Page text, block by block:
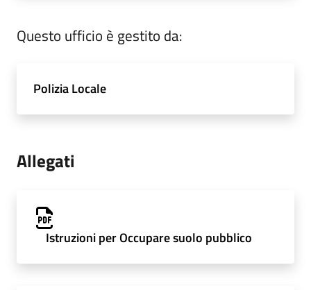
Questo ufficio è gestito da:
Polizia Locale
Allegati
Istruzioni per Occupare suolo pubblico